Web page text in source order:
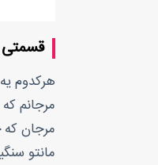
قسمتی
هرکدوم
مرجانم
مرجان
مانتو